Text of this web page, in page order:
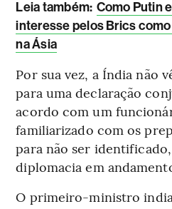
Leia também: Como Putin
interesse pelos Brics
na Ásia
Por sua vez, a Índia não
para uma declaração
acordo com um
familiarizado com os
para não ser
diplomacia em
O primeiro-ministro